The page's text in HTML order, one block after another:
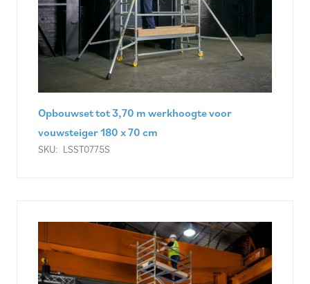
Opbouwset tot 3,70 m werkhoogte voor
vouwsteiger 180 x 70 cm
SKU: LSST0775S